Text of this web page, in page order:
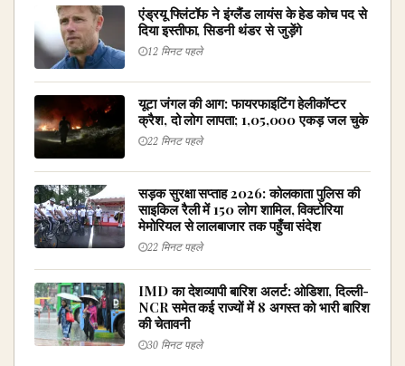
एंड्रयू फ्लिंटॉफ ने इंग्लैंड लायंस के हेड कोच पद से
दिया इस्तीफा, सिडनी थंडर से जुड़ेंगे
12 मिनट पहले
यूटा जंगल की आग: फायरफाइटिंग हेलीकॉप्टर
क्रैश, दो लोग लापता; 1,05,000 एकड़ जल चुके
22 मिनट पहले
सड़क सुरक्षा सप्ताह 2026: कोलकाता पुलिस की
साइकिल रैली में 150 लोग शामिल, विक्टोरिया
मेमोरियल से लालबाजार तक पहुँचा संदेश
22 मिनट पहले
IMD का देशव्यापी बारिश अलर्ट: ओडिशा, दिल्ली-
NCR समेत कई राज्यों में 8 अगस्त को भारी बारिश
की चेतावनी
30 मिनट पहले